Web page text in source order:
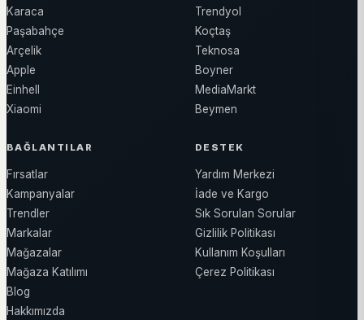
Karaca
Paşabahçe
Arçelik
Apple
Einhell
Xiaomi
Trendyol
Koçtaş
Teknosa
Boyner
MediaMarkt
Beymen
BAĞLANTILAR
Fırsatlar
Kampanyalar
Trendler
Markalar
Mağazalar
Mağaza Katılımı
Blog
Hakkımızda
DESTEK
Yardım Merkezi
İade ve Kargo
Sık Sorulan Sorular
Gizlilik Politikası
Kullanım Koşulları
Çerez Politikası